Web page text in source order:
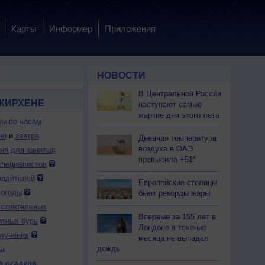
Карты Информер Приложения
6 чт
19:00 21:00
0.0
22:00
0.0
23:00 0:00 1:00
по часам
и завтра
для занятых
бурь
НОВОСТИ
В Центральной России
наступают самые
жаркие дни этого лета
Дневная температура
воздуха в ОАЭ
превысила +51°
Европейские столицы
бьют рекорды жары
Впервые за 155 лет в
Лондоне в течение
месяца не выпадал
дождь